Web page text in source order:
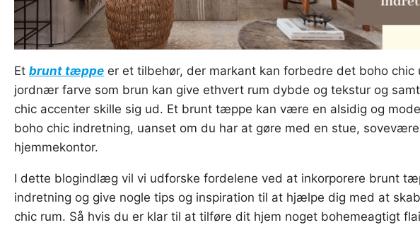
Et brunt tæppe er et tilbehør, der markant kan forbedre det boho chic
jordnær farve som brun kan give ethvert rum dybde og tekstur og
chic accenter skille sig ud. Et brunt tæppe kan være en alsidig og
boho chic indretning, uanset om du har at gøre med en stue,
hjemmekontor.
I dette blogindlæg vil vi udforske fordelene ved at inkorporere brunt
indretning og give nogle tips og inspiration til at hjælpe dig med at
chic rum. Så hvis du er klar til at tilføre dit hjem noget bohemeagtigt